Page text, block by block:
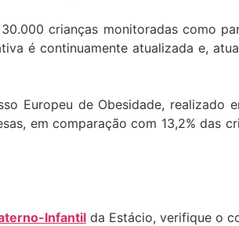
crianças monitoradas como
é continuamente atualizada e,
Europeu de Obesidade, realizado
em comparação com 13,2% das
Infantil da Estácio, verifique o